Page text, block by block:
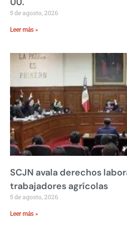
5 de agosto, 2026
Leer más »
SCJN avala derechos
trabajadores agrícolas
5 de agosto, 2026
Leer más »